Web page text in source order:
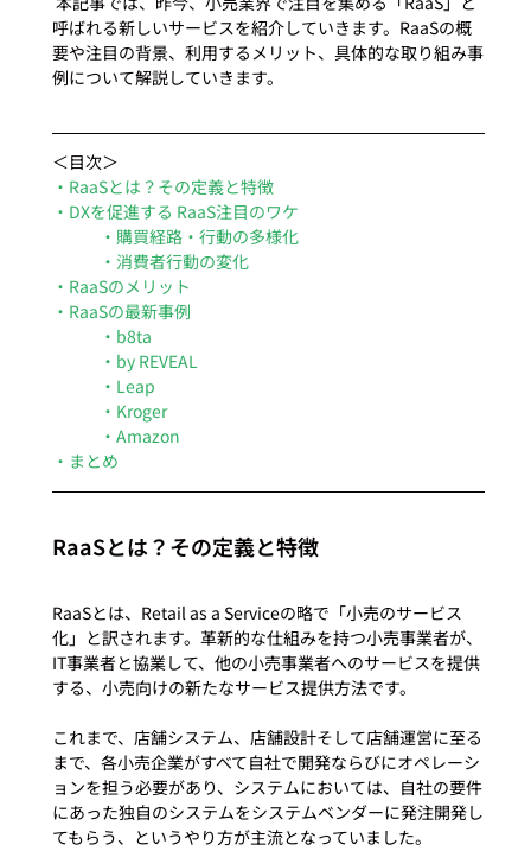
呼ばれる新しいサービスを紹介していきます。RaaSの概
要や注目の背景、利用するメリット、具体的な取り組み事
例について解説していきます。
＜目次＞
・RaaSとは？その定義と特徴
・DXを促進する RaaS注目のワケ
・購買経路・行動の多様化
・消費者行動の変化
・RaaSのメリット
・RaaSの最新事例
・b8ta
・by REVEAL
・Leap
・Kroger
・Amazon
・まとめ
RaaSとは？その定義と特徴
RaaSとは、Retail as a Serviceの略で「小売のサービス
化」と訳されます。革新的な仕組みを持つ小売事業者が、
IT事業者と協業して、他の小売事業者へのサービスを提供
する、小売向けの新たなサービス提供方法です。
これまで、店舗システム、店舗設計そして店舗運営に至る
まで、各小売企業がすべて自社で開発ならびにオペレーシ
ョンを担う必要があり、システムにおいては、自社の要件
にあった独自のシステムをシステムベンダーに発注開発し
てもらう、というやり方が主流となっていました。